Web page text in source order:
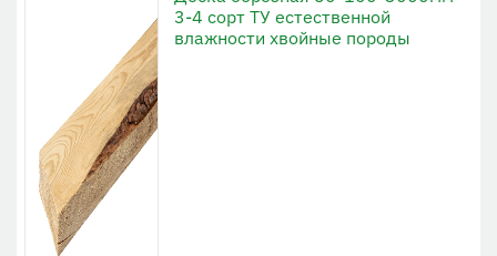
3-4 сорт ТУ естественной
влажности хвойные породы